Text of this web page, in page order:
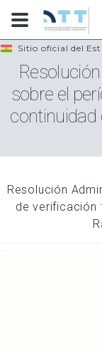
Sitio oficial del
sobre el
continuidad
Resolución
de verificación